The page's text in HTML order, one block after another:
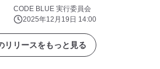
CODE BLUE 実行委員会
2025年12月19日 14:00
リリースをもっと見る